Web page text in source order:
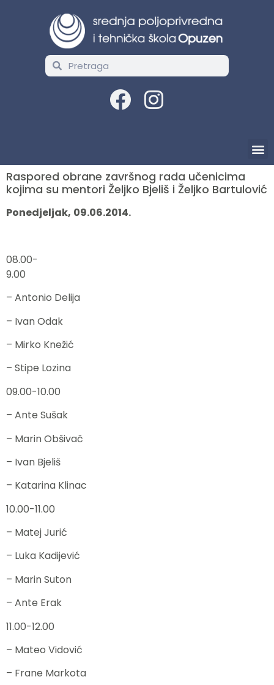
Raspored obrane završnog rada učenicima
kojima su mentori Željko Bjeliš i Željko Bartulović
Ponedjeljak, 09.06.2014.
08.00-
9.00
– Antonio Delija
– Ivan Odak
– Mirko Knežić
– Stipe Lozina
09.00-10.00
– Ante Sušak
– Marin Obšivač
– Ivan Bjeliš
– Katarina Klinac
10.00-11.00
– Matej Jurić
– Luka Kadijević
– Marin Suton
– Ante Erak
11.00-12.00
– Mateo Vidović
– Frane Markota